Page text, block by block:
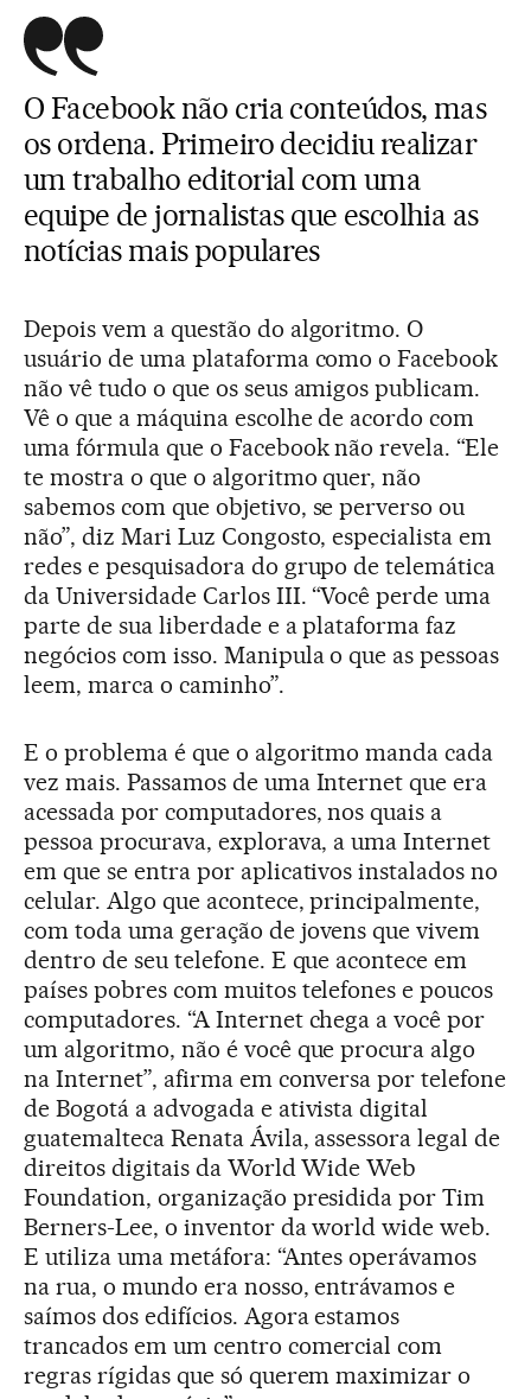
O Facebook não cria conteúdos, mas
os ordena. Primeiro decidiu realizar
um trabalho editorial com uma
equipe de jornalistas que escolhia as
notícias mais populares
Depois vem a questão do algoritmo. O
usuário de uma plataforma como o Facebook
não vê tudo o que os seus amigos publicam.
Vê o que a máquina escolhe de acordo com
uma fórmula que o Facebook não revela. “Ele
te mostra o que o algoritmo quer, não
sabemos com que objetivo, se perverso ou
não”, diz Mari Luz Congosto, especialista em
redes e pesquisadora do grupo de telemática
da Universidade Carlos III. “Você perde uma
parte de sua liberdade e a plataforma faz
negócios com isso. Manipula o que as pessoas
leem, marca o caminho”.
E o problema é que o algoritmo manda cada
vez mais. Passamos de uma Internet que era
acessada por computadores, nos quais a
pessoa procurava, explorava, a uma Internet
em que se entra por aplicativos instalados no
celular. Algo que acontece, principalmente,
com toda uma geração de jovens que vivem
dentro de seu telefone. E que acontece em
países pobres com muitos telefones e poucos
computadores. “A Internet chega a você por
um algoritmo, não é você que procura algo
na Internet”, afirma em conversa por telefone
de Bogotá a advogada e ativista digital
guatemalteca Renata Ávila, assessora legal de
direitos digitais da World Wide Web
Foundation, organização presidida por Tim
Berners-Lee, o inventor da world wide web.
E utiliza uma metáfora: “Antes operávamos
na rua, o mundo era nosso, entrávamos e
saímos dos edifícios. Agora estamos
trancados em um centro comercial com
regras rígidas que só querem maximizar o